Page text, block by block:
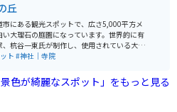
ど様々な姿のレモンを見ることができま
谷のレモン畑の風景は生口島でしか見ること
素敵な観光スポットです。他にも生口島は島
館に見立てており、島の至る所に美しい風景
うな野外彫刻が展示されています。車を走
ながら、野外彫刻を探すのも楽しいです。
丘
市にある観光スポットで、広さ5,000平方メ
い大理石の庭園になっています。世界的に有
、杭谷一東氏が制作し、使用されている大理
・カッラーラで採掘されたものをコンテナ
て制作され、様々な形や大きさのモニュメン
ています。杭谷氏は、大理石と自然との調和
ト #神社｜寺院
景色が綺麗なスポット」をもっと見る